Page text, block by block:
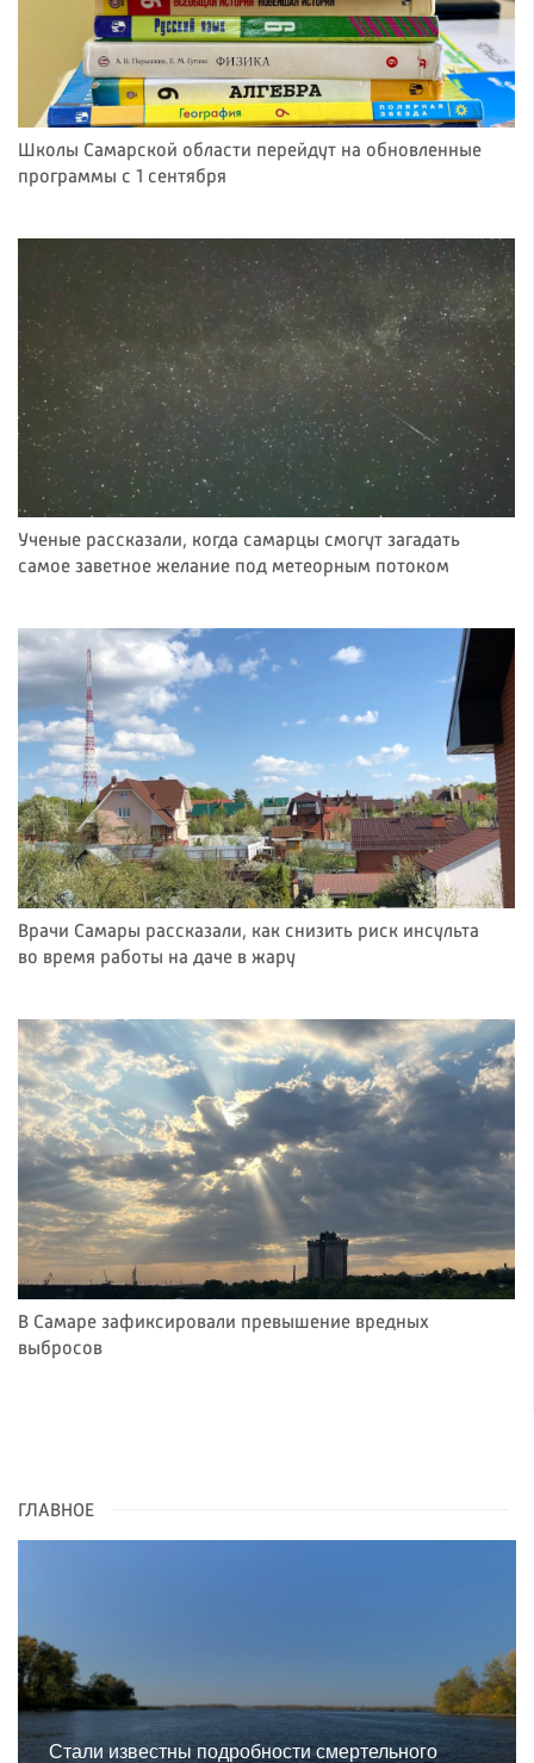
Школы Самарской области перейдут на обновленные
программы с 1 сентября
Ученые рассказали, когда самарцы смогут загадать
самое заветное желание под метеорным потоком
Врачи Самары рассказали, как снизить риск инсульта
во время работы на даче в жару
В Самаре зафиксировали превышение вредных
выбросов
ГЛАВНОЕ
Стали известны подробности смертельного